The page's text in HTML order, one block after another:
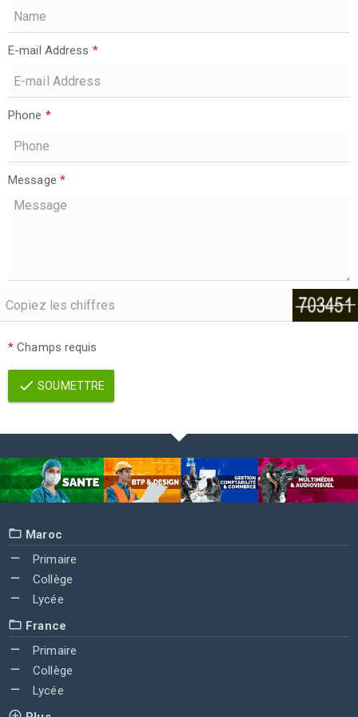
E-mail Address *
Phone *
Message *
* Champs requis
SOUMETTRE
Maroc
Primaire
Collège
Lycée
France
Primaire
Collège
Lycée